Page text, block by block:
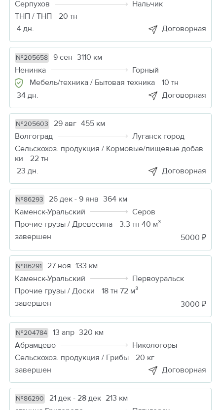
Серпухов
Нальчик
ТНП / ТНП
20 тн
4 дн.
Договорная
№205658 9 сен 3110 км
Ненинка
Горный
Мебель/техника / Бытовая техника
10 тн
34 дн.
Договорная
№205603 29 авг 455 км
Волгоград
Луганск город
Сельскохоз. продукция / Кормовые/пищевые добав
ки
22 тн
23 дн.
Договорная
№86293 26 дек - 9 янв 364 км
Каменск-Уральский
Серов
Прочие грузы / Древесина
3.3 тн 40 м³
завершен
5000 ₽
№86291 27 ноя 133 км
Каменск-Уральский
Первоуральск
Прочие грузы / Доски
18 тн 72 м³
завершен
3000 ₽
№204784 13 апр 320 км
Абрамцево
Никологоры
Сельскохоз. продукция / Грибы
20 кг
завершен
Договорная
№86290 21 дек - 28 дек 213 км